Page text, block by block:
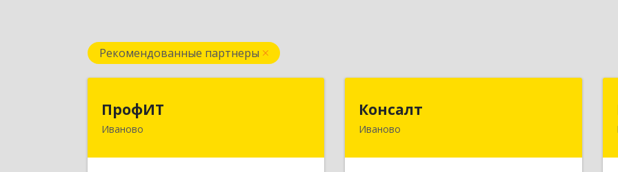
Рекомендованные партнеры
ПрофИТ
Иваново153000, Ивановская обл, г.о. город
Консалт
Иваново
153000, Ивановская обл, Иваново г,